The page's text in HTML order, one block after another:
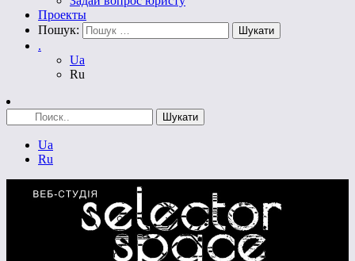
Проекты
Пошук:
.
Ua
Ru
Ua
Ru